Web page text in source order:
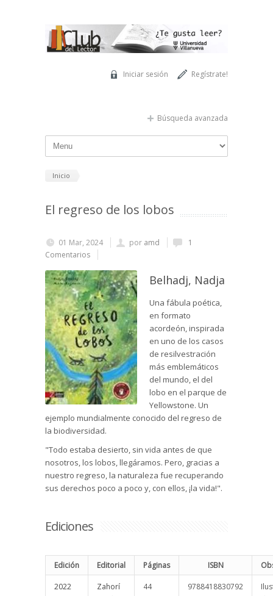
Regístrate!
Iniciar sesión
Búsqueda avanzada
Inicio
El regreso de los lobos
01 Mar, 2024 por amd
1
Comentarios
Belhadj, Nadja
Una fábula poética,
en formato
acordeón, inspirada
en uno de los casos
de resilvestración
más emblemáticos
del mundo, el del
lobo en el parque de
Yellowstone. Un
ejemplo mundialmente conocido del regreso de
la biodiversidad.
"Todo estaba desierto, sin vida antes de que
nosotros, los lobos, llegáramos. Pero, gracias a
nuestro regreso, la naturaleza fue recuperando
sus derechos poco a poco y, con ellos, ¡la vida!".
Ediciones
Edición Editorial Páginas ISBN
2022
Zahorí
44 9788418830792